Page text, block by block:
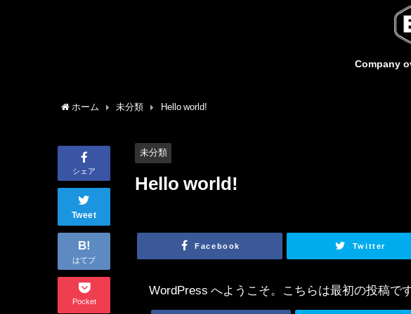
Company
ホーム 未分類 Hello world!
シェア
Tweet
B!
はてブ
Pocket
未分類
Hello world!
Facebook Twitter
WordPress へようこそ。こちらは最初の投稿で